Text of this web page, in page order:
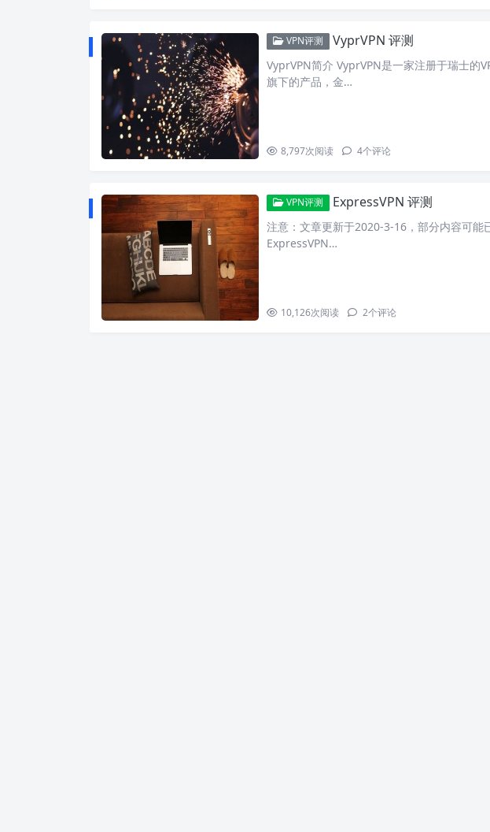
VPN评测 VyprVPN 评测
VyprVPN简介 VyprVPN是一家注册于瑞士的
旗下的产品，金…
8,797次阅读 4个评论
VPN评测 ExpressVPN 评测
注意：文章更新于2020-3-16，部分内容可能
ExpressVPN…
10,126次阅读 2个评论